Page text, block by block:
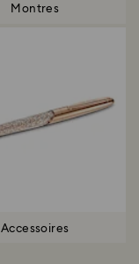
Montres
Accessoires